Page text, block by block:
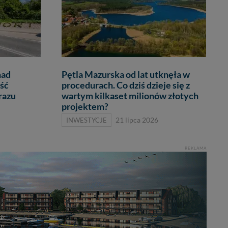
Pętla Mazurska od lat utknęła w
procedurach. Co dziś dzieje się z
wartym kilkaset milionów złotych
projektem?
INWESTYCJE 21 lipca 2026
REKLAMA